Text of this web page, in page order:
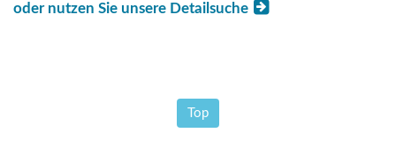
oder nutzen Sie unsere Detailsuche
Top